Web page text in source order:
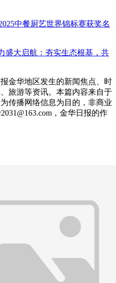
中餐厨艺世界锦标赛获奖名
盛大启航：夯实生态根基，共
金华地区发生的新闻焦点、时
旅游等资讯。本篇内容来自于
传播网络信息为目的，非商业
，金华日报的作